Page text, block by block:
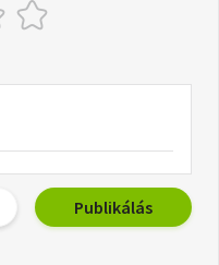
Publikálás